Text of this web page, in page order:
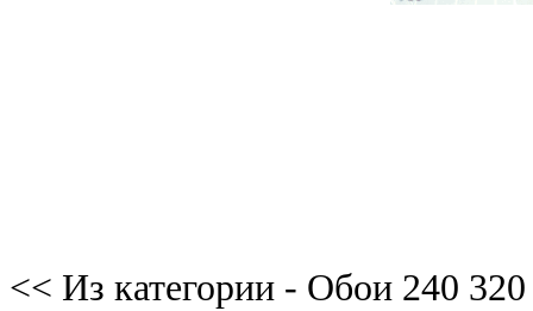
<< Из категории - Обои 240